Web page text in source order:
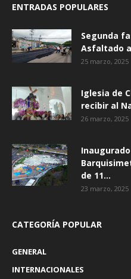
ENTRADAS POPULARES
Segunda
Asfaltado
25 marzo, 2025
Iglesia de
recibir al
26 marzo, 2025
de 11...
23 marzo, 2025
CATEGORÍA POPULAR
GENERAL
INTERNACIONALES